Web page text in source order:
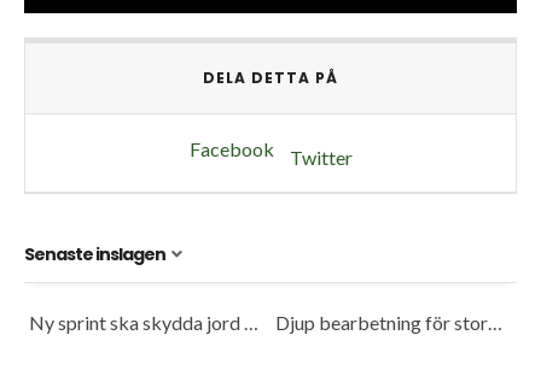
DELA DETTA PÅ
Facebook Twitter
Senaste inslagen